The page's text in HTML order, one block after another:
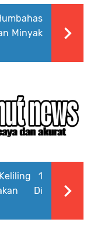
Minyak
1
Di